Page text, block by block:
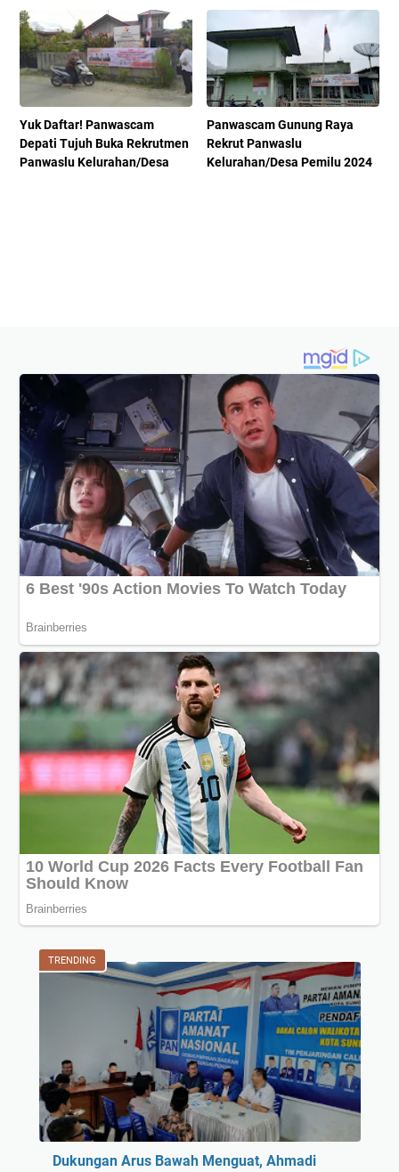
Yuk Daftar! Panwascam
Depati Tujuh Buka Rekrutmen
Panwaslu Kelurahan/Desa
Panwascam Gunung Raya
Rekrut Panwaslu
Kelurahan/Desa Pemilu 2024
TRENDING
Dukungan Arus Bawah Menguat, Ahmadi